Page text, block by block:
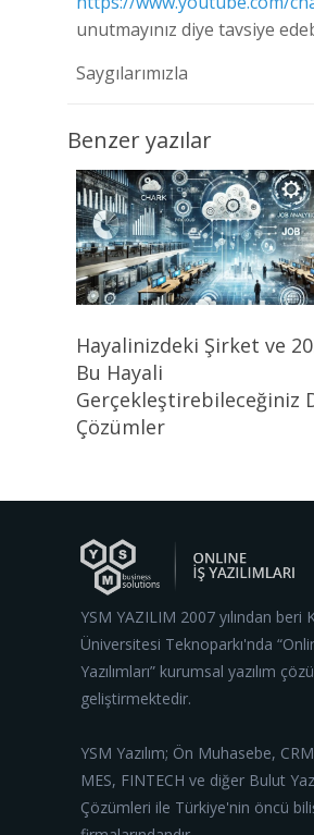
unutmayınız diye tavsiye
Saygılarımızla
Benzer yazılar
Hayalinizdeki Şirket ve
Bu Hayali
Gerçekleştirebileceğiniz
Çözümler
YSM YAZILIM 2007 yılından beri
Üniversitesi Teknoparkı'nda
Yazılımları” kurumsal yazılım
geliştirmektedir.
YSM Yazılım; Ön Muhasebe,
MES, FINTECH ve diğer Bulut
Çözümleri ile Türkiye'nin öncü